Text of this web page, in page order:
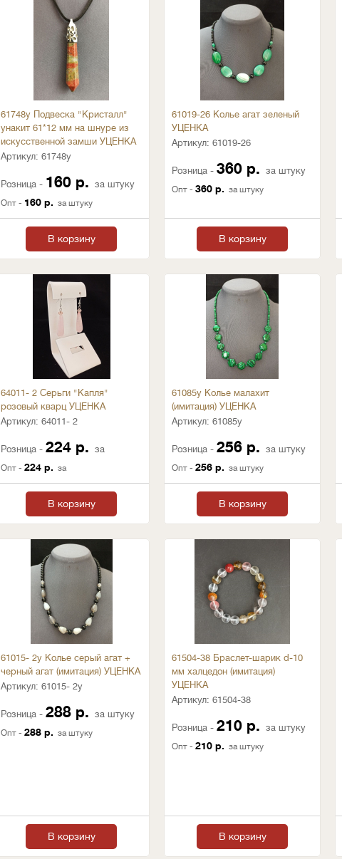
61748у Подвеска "Кристалл"
унакит 61*12 мм на шнуре из
искусственной замши УЦЕНКА
Артикул: 61748у
Розница - 160 р. за штуку
Опт - 160 р. за штуку
В корзину
61019-26 Колье агат зеленый
УЦЕНКА
Артикул: 61019-26
Розница - 360 р. за штуку
Опт - 360 р. за штуку
В корзину
64011- 2 Серьги "Капля"
розовый кварц УЦЕНКА
Артикул: 64011- 2
Розница - 224 р. за
Опт - 224 р. за
В корзину
61085у Колье малахит
(имитация) УЦЕНКА
Артикул: 61085у
Розница - 256 р. за штуку
Опт - 256 р. за штуку
В корзину
61015- 2у Колье серый агат +
черный агат (имитация) УЦЕНКА
Артикул: 61015- 2у
Розница - 288 р. за штуку
Опт - 288 р. за штуку
В корзину
61504-38 Браслет-шарик d-10
мм халцедон (имитация)
УЦЕНКА
Артикул: 61504-38
Розница - 210 р. за штуку
Опт - 210 р. за штуку
В корзину